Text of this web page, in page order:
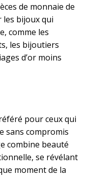
de monnaie de
les bijoux qui
comme les
les bijoutiers
d’or moins
pour ceux qui
sans compromis
combine beauté
se révélant
moment de la